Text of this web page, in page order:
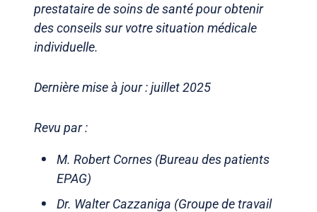
prestataire de soins de santé pour obtenir
des conseils sur votre situation médicale
individuelle.
Dernière mise à jour : juillet 2025
Revu par :
M. Robert Cornes (Bureau des patients
EPAG)
Dr. Walter Cazzaniga (Groupe de travail